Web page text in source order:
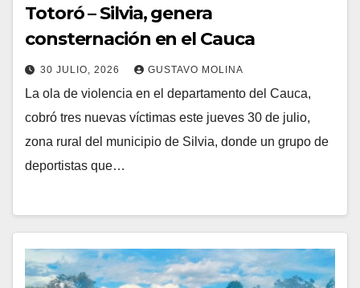
Totoró – Silvia, genera
consternación en el Cauca
30 JULIO, 2026 GUSTAVO MOLINA
La ola de violencia en el departamento del Cauca,
cobró tres nuevas víctimas este jueves 30 de julio,
zona rural del municipio de Silvia, donde un grupo de
deportistas que…